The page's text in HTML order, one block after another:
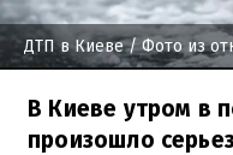
ДТП в Киеве/ Фото из
В Киеве утром в
произошло